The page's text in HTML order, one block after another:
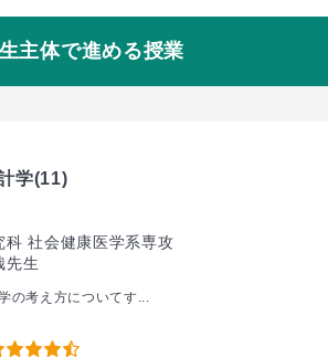
主体で進める授業
学(11)
科 社会健康医学系専攻
先生
の考え方についてす...